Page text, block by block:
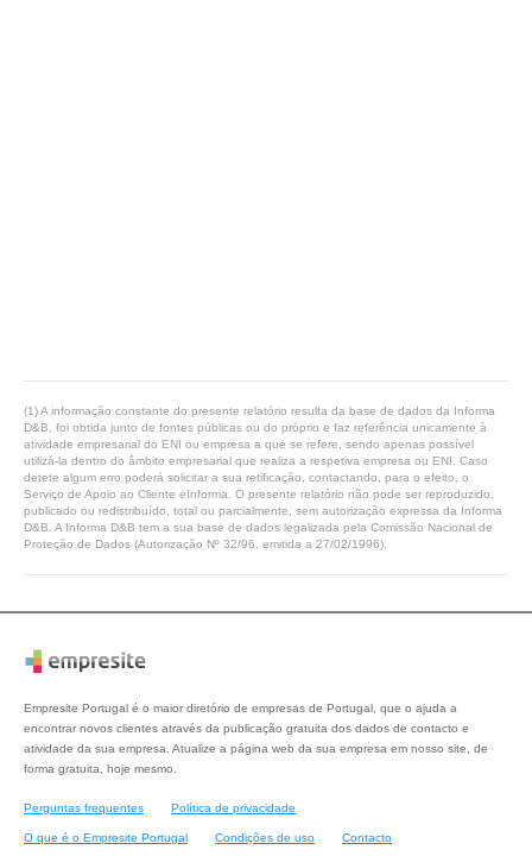
(1) A informação constante do presente relatório resulta da base de dados da Informa
D&B, foi obtida junto de fontes públicas ou do próprio e faz referência unicamente à
atividade empresarial do ENI ou empresa a que se refere, sendo apenas possível
utilizá-la dentro do âmbito empresarial que realiza a respetiva empresa ou ENI. Caso
detete algum erro poderá solicitar a sua retificação, contactando, para o efeito, o
Serviço de Apoio ao Cliente eInforma. O presente relatório não pode ser reproduzido,
publicado ou redistribuído, total ou parcialmente, sem autorização expressa da Informa
D&B. A Informa D&B tem a sua base de dados legalizada pela Comissão Nacional de
Proteção de Dados (Autorização Nº 32/96, emitida a 27/02/1996).
Empresite Portugal é o maior diretório de empresas de Portugal, que o ajuda a
encontrar novos clientes através da publicação gratuita dos dados de contacto e
atividade da sua empresa. Atualize a página web da sua empresa em nosso site, de
forma gratuita, hoje mesmo.
Perguntas frequentes Política de privacidade
O que é o Empresite Portugal Condições de uso Contacto